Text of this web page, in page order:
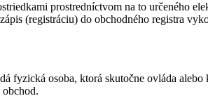
prostredníctvom na to určeného
(registráciu) do obchodného registra
fyzická osoba, ktorá skutočne ovláda